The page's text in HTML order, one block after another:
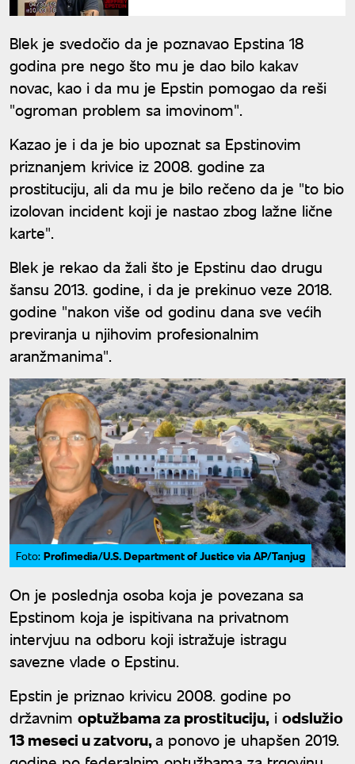
Blek je svedočio da je poznavao Epstina 18
godina pre nego što mu je dao bilo kakav
novac, kao i da mu je Epstin pomogao da reši
"ogroman problem sa imovinom".
Kazao je i da je bio upoznat sa Epstinovim
priznanjem krivice iz 2008. godine za
prostituciju, ali da mu je bilo rečeno da je "to bio
izolovan incident koji je nastao zbog lažne lične
karte".
Blek je rekao da žali što je Epstinu dao drugu
šansu 2013. godine, i da je prekinuo veze 2018.
godine "nakon više od godinu dana sve većih
previranja u njihovim profesionalnim
aranžmanima".
Foto: Profimedia/U.S. Department of Justice via AP/Tanjug
On je poslednja osoba koja je povezana sa
Epstinom koja je ispitivana na privatnom
intervjuu na odboru koji istražuje istragu
savezne vlade o Epstinu.
Epstin je priznao krivicu 2008. godine po
državnim optužbama za prostituciju, i odslužio
13 meseci u zatvoru,a ponovo je uhapšen 2019.